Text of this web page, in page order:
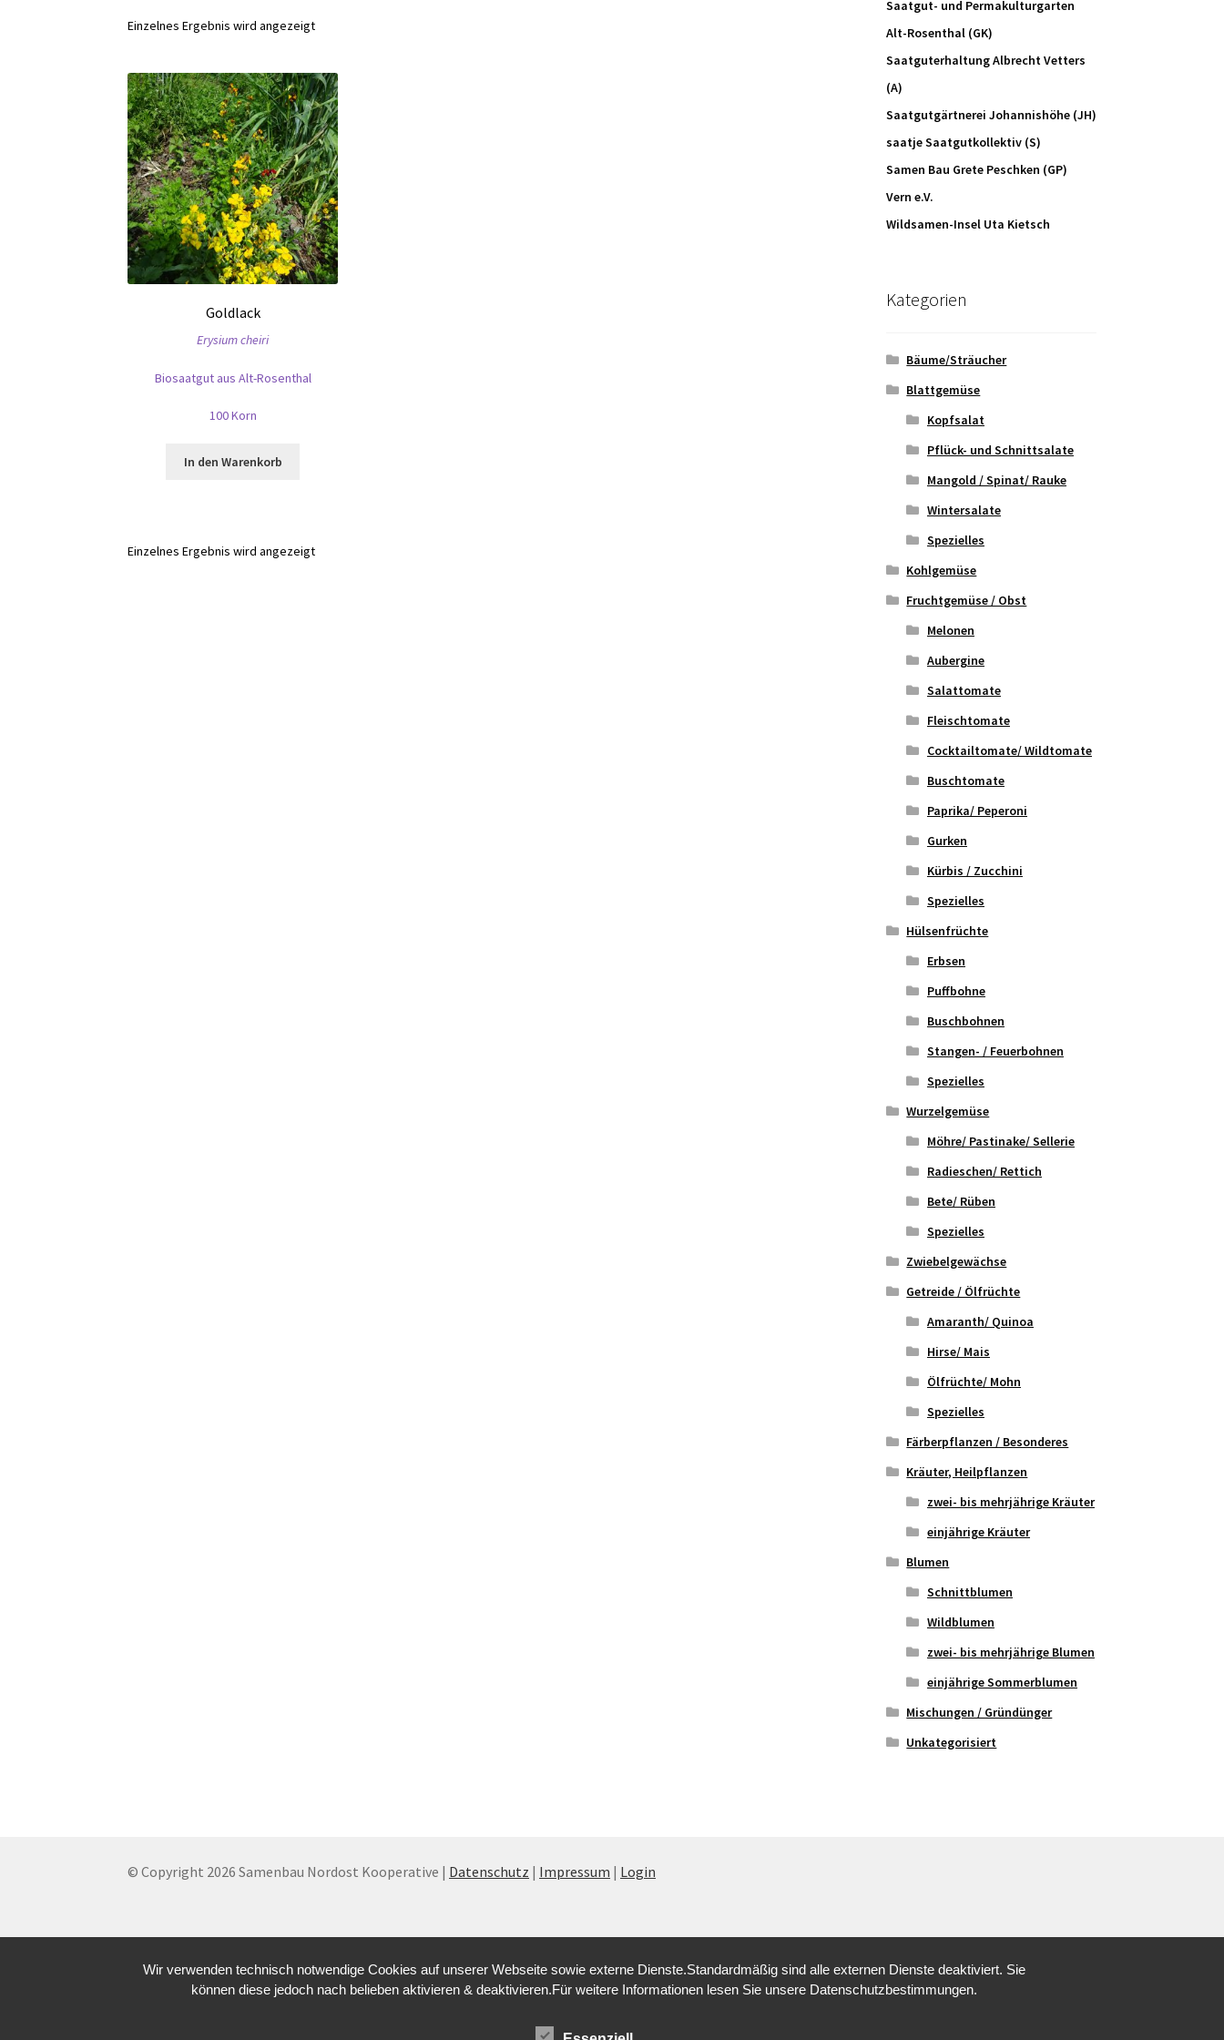
Einzelnes Ergebnis wird angezeigt
Goldlack
Erysium cheiri
Biosaatgut aus Alt-Rosenthal
100 Korn
In den Warenkorb
Einzelnes Ergebnis wird angezeigt
Saatgut- und Permakulturgarten
Alt-Rosenthal (GK)
Saatguterhaltung Albrecht Vetters
(A)
Saatgutgärtnerei Johannishöhe (JH)
saatje Saatgutkollektiv (S)
Samen Bau Grete Peschken (GP)
Vern e.V.
Wildsamen-Insel Uta Kietsch
Kategorien
Bäume/Sträucher
Blattgemüse
Kopfsalat
Pflück- und Schnittsalate
Mangold / Spinat/ Rauke
Wintersalate
Spezielles
Kohlgemüse
Fruchtgemüse / Obst
Melonen
Aubergine
Salattomate
Fleischtomate
Cocktailtomate/ Wildtomate
Buschtomate
Paprika/ Peperoni
Gurken
Kürbis / Zucchini
Spezielles
Hülsenfrüchte
Erbsen
Puffbohne
Buschbohnen
Stangen- / Feuerbohnen
Spezielles
Wurzelgemüse
Möhre/ Pastinake/ Sellerie
Radieschen/ Rettich
Bete/ Rüben
Spezielles
Zwiebelgewächse
Getreide / Ölfrüchte
Amaranth/ Quinoa
Hirse/ Mais
Ölfrüchte/ Mohn
Spezielles
Färberpflanzen / Besonderes
Kräuter, Heilpflanzen
zwei- bis mehrjährige Kräuter
einjährige Kräuter
Blumen
Schnittblumen
Wildblumen
zwei- bis mehrjährige Blumen
einjährige Sommerblumen
Mischungen / Gründünger
Unkategorisiert
© Copyright 2026 Samenbau Nordost Kooperative | Datenschutz | Impressum | Login
Wir verwenden technisch notwendige Cookies auf unserer Webseite sowie externe Dienste.Standardmäßig sind alle externen Dienste deaktiviert. Sie
können diese jedoch nach belieben aktivieren & deaktivieren.Für weitere Informationen lesen Sie unsere Datenschutzbestimmungen.